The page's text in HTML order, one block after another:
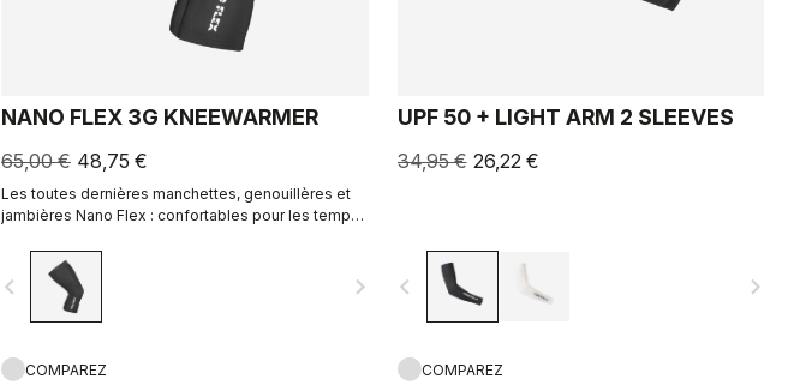
NANO FLEX 3G KNEEWARMER
65,00 € 48,75 €
Les toutes dernières manchettes, genouillères et
jambières Nano Flex : confortables pour les temps
pour les conditions extrêmes.
navigate_before navigate_next
COMPAREZ
UPF 50 + LIGHT ARM 2 SLEEVES
34,95 € 26,22 €
navigate_before navigate_next
COMPAREZ